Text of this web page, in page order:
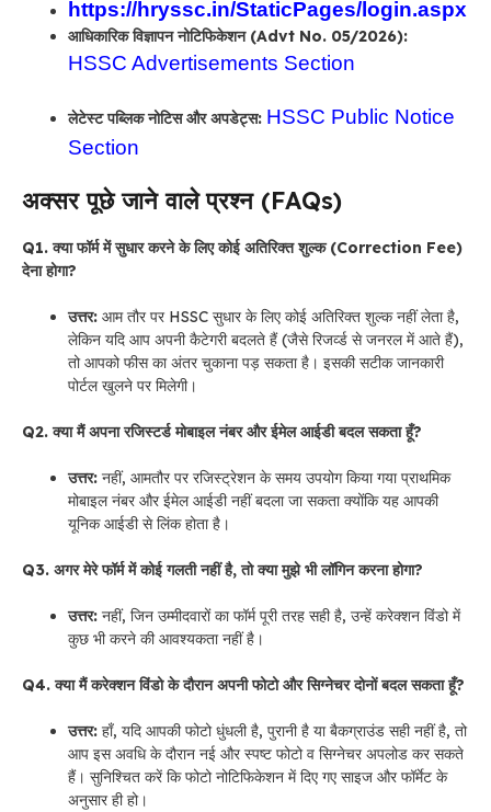
https://hryssc.in/StaticPages/login.aspx
आधिकारिक विज्ञापन नोटिफिकेशन (Advt No. 05/2026):
HSSC Advertisements Section
लेटेस्ट पब्लिक नोटिस और अपडेट्स: HSSC Public Notice
Section
अक्सर पूछे जाने वाले प्रश्न (FAQs)
Q1. क्या फॉर्म में सुधार करने के लिए कोई अतिरिक्त शुल्क (Correction Fee)
देना होगा?
उत्तर: आम तौर पर HSSC सुधार के लिए कोई अतिरिक्त शुल्क नहीं लेता है,
लेकिन यदि आप अपनी कैटेगरी बदलते हैं (जैसे रिजर्व्ड से जनरल में आते हैं),
तो आपको फीस का अंतर चुकाना पड़ सकता है। इसकी सटीक जानकारी
पोर्टल खुलने पर मिलेगी।
Q2. क्या मैं अपना रजिस्टर्ड मोबाइल नंबर और ईमेल आईडी बदल सकता हूँ?
उत्तर: नहीं, आमतौर पर रजिस्ट्रेशन के समय उपयोग किया गया प्राथमिक
मोबाइल नंबर और ईमेल आईडी नहीं बदला जा सकता क्योंकि यह आपकी
यूनिक आईडी से लिंक होता है।
Q3. अगर मेरे फॉर्म में कोई गलती नहीं है, तो क्या मुझे भी लॉगिन करना होगा?
उत्तर: नहीं, जिन उम्मीदवारों का फॉर्म पूरी तरह सही है, उन्हें करेक्शन विंडो में
कुछ भी करने की आवश्यकता नहीं है।
Q4. क्या मैं करेक्शन विंडो के दौरान अपनी फोटो और सिग्नेचर दोनों बदल सकता हूँ?
उत्तर: हाँ, यदि आपकी फोटो धुंधली है, पुरानी है या बैकग्राउंड सही नहीं है, तो
आप इस अवधि के दौरान नई और स्पष्ट फोटो व सिग्नेचर अपलोड कर सकते
हैं। सुनिश्चित करें कि फोटो नोटिफिकेशन में दिए गए साइज और फॉर्मेट के
अनुसार ही हो।